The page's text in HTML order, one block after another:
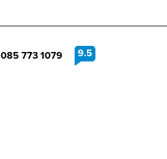
9.5
085 773 1079